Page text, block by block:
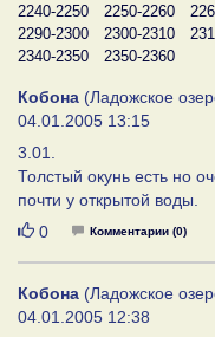
2240-2250
2250-2260
2290-2300
2300-2310
2340-2350
2350-2360
Кобона (Ладожское
04.01.2005 13:15
3.01.
Толстый окунь есть но
почти у открытой воды.
Нравится
0 Комментарии (0)
Кобона (Ладожское
04.01.2005 12:38